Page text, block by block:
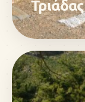
Τριάδας